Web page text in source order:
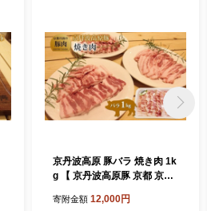
京丹波高原 豚バラ 焼き肉 1k
g 【 京丹波高原豚 京都 京丹
ポーク 焼き肉 豚丼 お弁当 】
寄附金額 12,000円